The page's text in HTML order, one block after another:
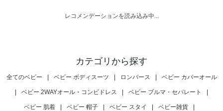
レコメンデーションを読み込み中...
カテゴリから探す
全てのベビー | ベビー ボディスーツ | ロンパース | ベビー カバーオール
| ベビー 2WAYオール・コンビドレス | ベビー ブルマ・セパレート |
ベビー 肌着 | ベビー 帽子 | ベビー スタイ | ベビー雑貨 |